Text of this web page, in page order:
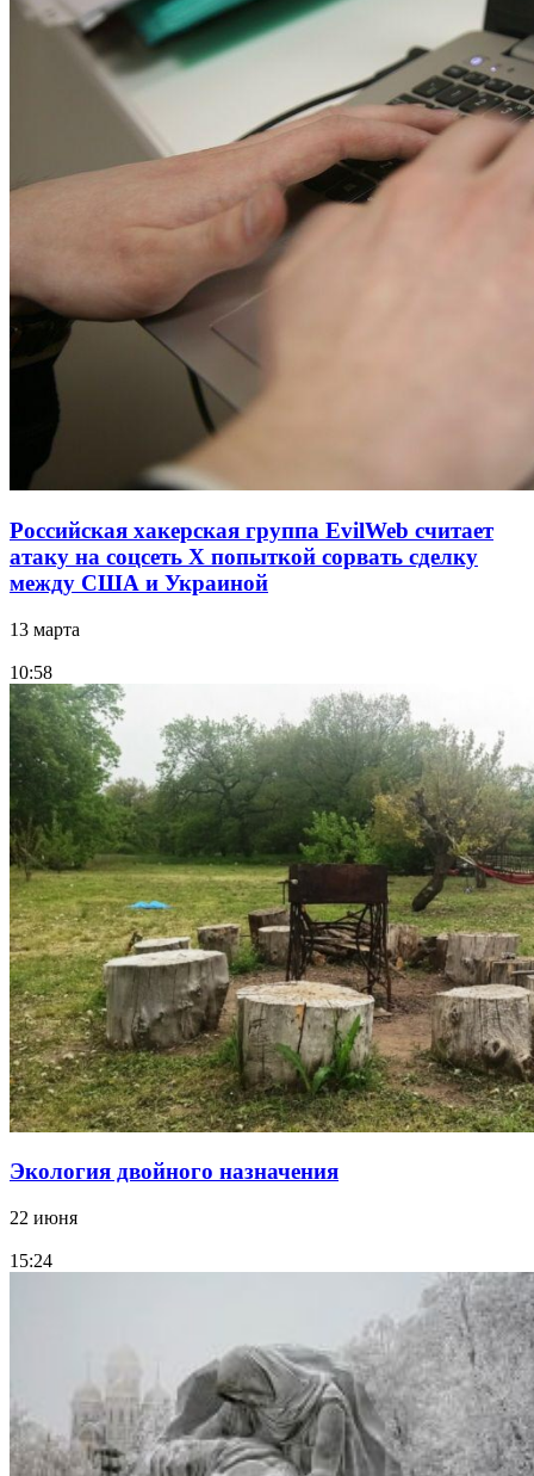
Российская хакерская группа EvilWeb считает
атаку на соцсеть Х попыткой сорвать сделку
между США и Украиной
13 марта
10:58
Экология двойного назначения
22 июня
15:24